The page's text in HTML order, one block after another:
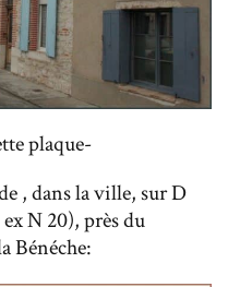
plaque-
, dans la ville, sur D
N 20), près du
Bénéche: